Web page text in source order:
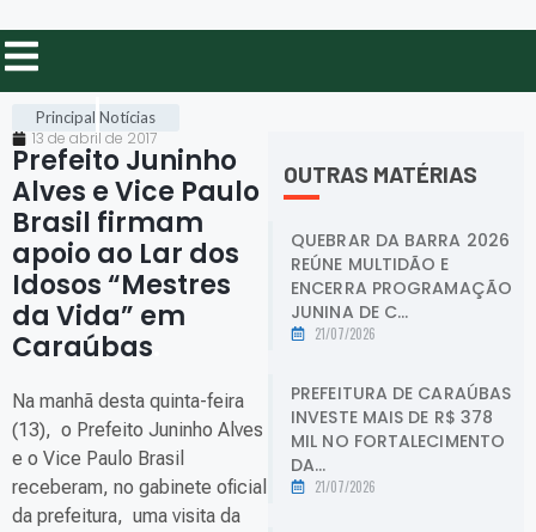
Principal Notícias
13 de abril de 2017
Prefeito Juninho
Alves e Vice Paulo
Brasil firmam
apoio ao Lar dos
Idosos “Mestres
da Vida” em
Caraúbas
Na manhã desta quinta-feira
(13), o Prefeito Juninho Alves
e o Vice Paulo Brasil
receberam, no gabinete oficial
da prefeitura, uma visita da
OUTRAS MATÉRIAS
QUEBRAR DA BARRA 2026
REÚNE MULTIDÃO E
ENCERRA PROGRAMAÇÃO
JUNINA DE C...
21/07/2026
PREFEITURA DE CARAÚBAS
INVESTE MAIS DE R$ 378
MIL NO FORTALECIMENTO
DA...
21/07/2026